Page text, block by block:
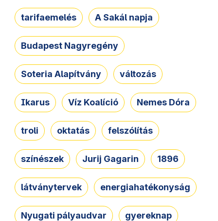
tarifaemelés A Sakál napja
Budapest Nagyregény
Soteria Alapítvány változás
Ikarus Víz Koalíció Nemes Dóra
troli oktatás felszólítás
színészek Jurij Gagarin 1896
látványtervek energiahatékonyság
Nyugati pályaudvar gyereknap